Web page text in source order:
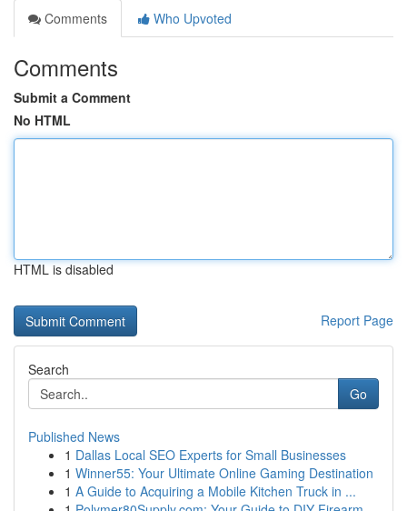
Comments
Who Upvoted
Comments
Submit a Comment
No HTML
HTML is disabled
Report Page
Search
Go
Published News
1 Dallas Local SEO Experts for Small Businesses
1 Winner55: Your Ultimate Online Gaming Destination
1 A Guide to Acquiring a Mobile Kitchen Truck in ...